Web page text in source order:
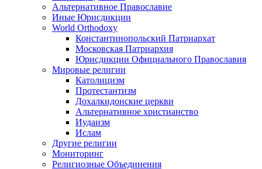
Альтернативное Православие
Иные Юрисдикции
World Orthodoxy
Константинопольский Патриархат
Московская Патриархия
Юрисдикции Официального Православия
Мировые религии
Католицизм
Протестантизм
Дохалкидонские церкви
Альтернативное христианство
Иудаизм
Ислам
Другие религии
Мониторинг
Религиозные Объединения